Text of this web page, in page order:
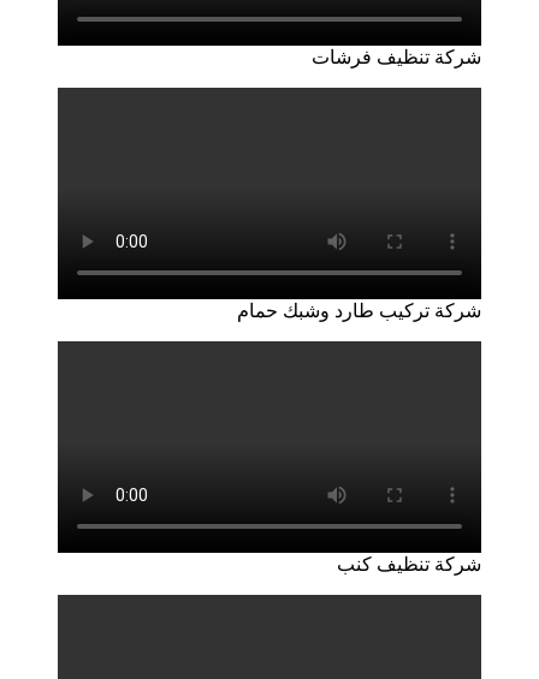
شركة تنظيف فرشات
شركة تركيب طارد وشبك حمام
شركة تنظيف كنب